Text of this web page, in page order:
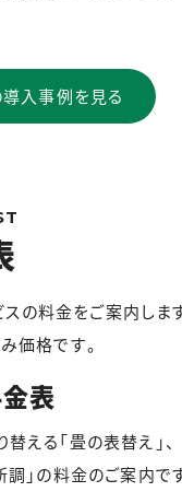
入事例を見る
の料金をご案内しま
価格です。
表
える「畳の表替え」、
」の料金のご案内で